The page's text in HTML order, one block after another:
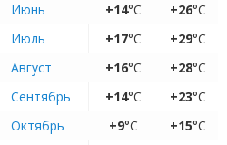
Июнь
+14°C +26°C
Июль
+17°C +29°C
Август
+16°C +28°C
Сентябрь
+14°C +23°C
Октябрь
+9°C +15°C